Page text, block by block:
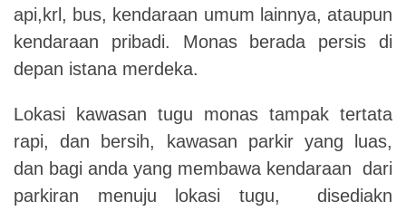
api,krl, bus, kendaraan umum lainnya, ataupun
kendaraan pribadi. Monas berada persis di
depan istana merdeka.
Lokasi kawasan tugu monas tampak tertata
rapi, dan bersih, kawasan parkir yang luas,
dan bagi anda yang membawa kendaraan dari
parkiran menuju lokasi tugu, disediakn